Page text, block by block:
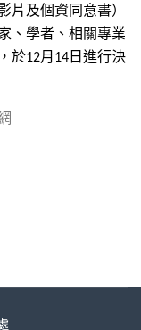
及個資同意書）
、學者、相關專業
於12月14日進行決